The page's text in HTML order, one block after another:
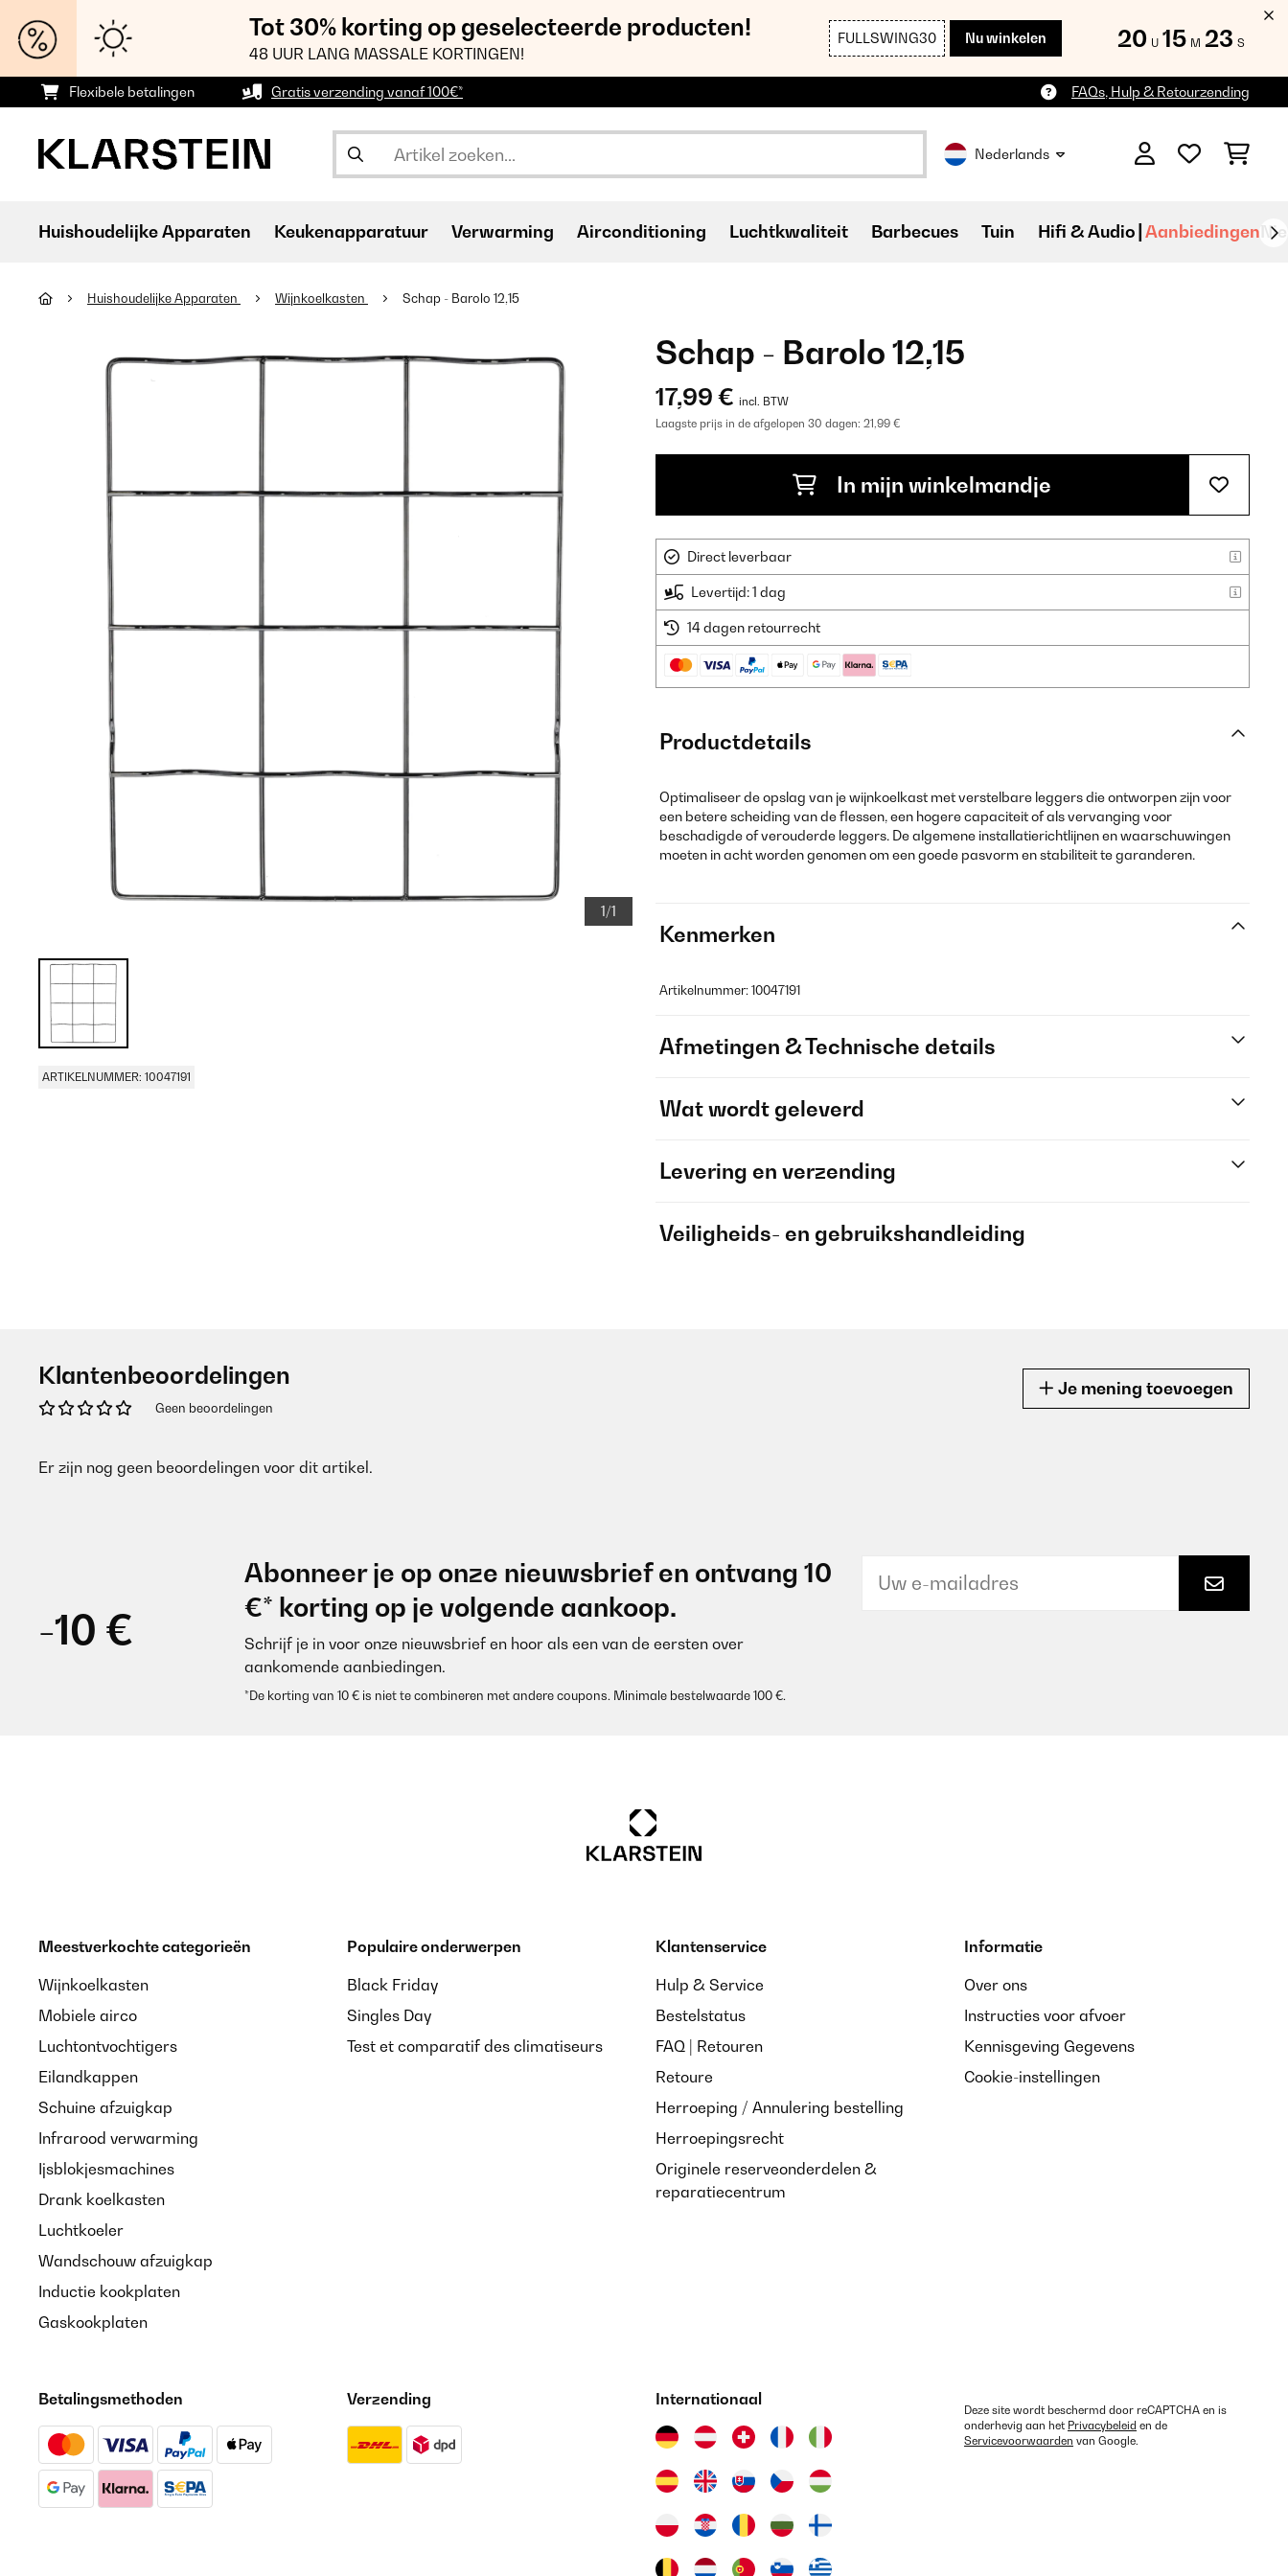
Tot 30% korting op geselecteerde producten!
48 UUR LANG MASSALE KORTINGEN!
FULLSWING30 Nu winkelen 20 U 15 M 22 S
Flexibele betalingen Gratis verzending vanaf 100€* FAQs, Hulp & Retourzending
Nederlands
Huishoudelijke Apparaten Keukenapparatuur Verwarming Airconditioning Luchtkwaliteit Barbecues Tuin Hifi & Audio Aanbiedingen
Huishoudelijke Apparaten Wijnkoelkasten Schap - Barolo 12,15
1/1
ARTIKELNUMMER: 10047191
Schap - Barolo 12,15
17,99 € incl. BTW
Laagste prijs in de afgelopen 30 dagen: 21,99 €
In mijn winkelmandje
Direct leverbaar
Levertijd: 1 dag
14 dagen retourrecht
Productdetails
Optimaliseer de opslag van je wijnkoelkast met verstelbare leggers die ontworpen zijn voor
een betere scheiding van de flessen, een hogere capaciteit of als vervanging voor
beschadigde of verouderde leggers. De algemene installatierichtlijnen en waarschuwingen
moeten in acht worden genomen om een goede pasvorm en stabiliteit te garanderen.
Kenmerken
Artikelnummer: 10047191
Afmetingen & Technische details
Wat wordt geleverd
Levering en verzending
Veiligheids- en gebruikshandleiding
Klantenbeoordelingen
Geen beoordelingen
Je mening toevoegen
Er zijn nog geen beoordelingen voor dit artikel.
-10 €
Abonneer je op onze nieuwsbrief en ontvang 10
€* korting op je volgende aankoop.
Schrijf je in voor onze nieuwsbrief en hoor als een van de eersten over
aankomende aanbiedingen.
*De korting van 10 € is niet te combineren met andere coupons. Minimale bestelwaarde 100 €.
Meestverkochte categorieën
Wijnkoelkasten
Mobiele airco
Luchtontvochtigers
Eilandkappen
Schuine afzuigkap
Infrarood verwarming
Ijsblokjesmachines
Drank koelkasten
Luchtkoeler
Wandschouw afzuigkap
Inductie kookplaten
Gaskookplaten
Populaire onderwerpen
Black Friday
Singles Day
Test et comparatif des climatiseurs
Klantenservice
Hulp & Service
Bestelstatus
FAQ | Retouren
Retoure
Herroeping / Annulering bestelling
Herroepingsrecht
Originele reserveonderdelen &
reparatiecentrum
Informatie
Over ons
Instructies voor afvoer
Kennisgeving Gegevens
Cookie-instellingen
Betalingsmethoden Verzending Internationaal
Deze site wordt beschermd door reCAPTCHA en is
onderhevig aan het Privacybeleid en de
Servicevoorwaarden van Google.